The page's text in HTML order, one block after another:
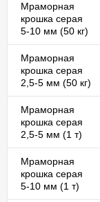
Мраморная
крошка серая
5-10 мм (50 кг)
Мраморная
крошка серая
2,5-5 мм (50 кг)
Мраморная
крошка серая
2,5-5 мм (1 т)
Мраморная
крошка серая
5-10 мм (1 т)